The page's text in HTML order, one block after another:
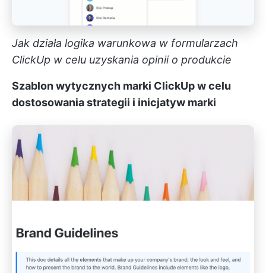
Jak działa logika warunkowa w formularzach
ClickUp w celu uzyskania opinii o produkcie
Szablon wytycznych marki ClickUp w celu
dostosowania strategii i inicjatyw marki